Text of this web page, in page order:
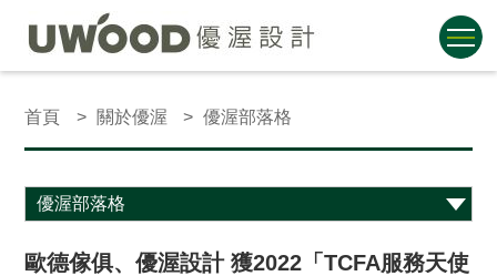
首頁 關於優渥 優渥部落格
歐德傢俱、優渥設計 獲2022「TCFA服務天使